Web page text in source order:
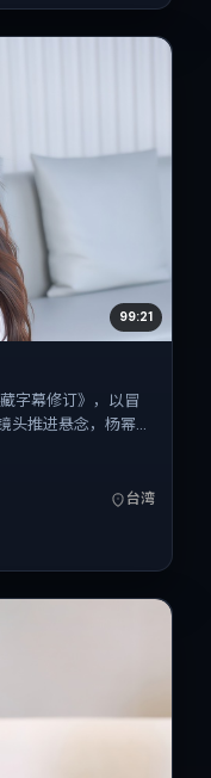
99:21
字幕修订》，以冒
头推进悬念，杨幂、
对手戏为看点之一。
适合关注现实质感
台湾